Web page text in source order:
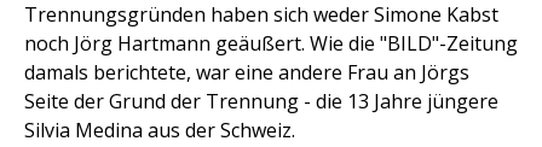
Trennungsgründen haben sich weder Simone Kabst
noch Jörg Hartmann geäußert. Wie die "BILD"-Zeitung
damals berichtete, war eine andere Frau an Jörgs
Seite der Grund der Trennung - die 13 Jahre jüngere
Silvia Medina aus der Schweiz.